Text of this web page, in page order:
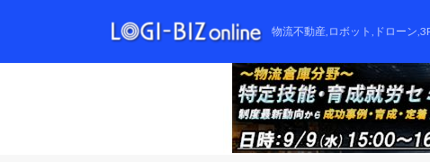
物流不動産,ロボット,ドローン